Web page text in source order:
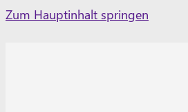
Skip
Zum Hauptinhalt springen